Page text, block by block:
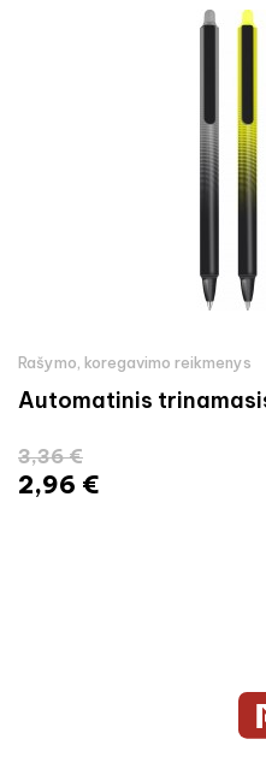
Rašymo, koregavimo reikmenys
Automatinis
3,36 €
2,96 €